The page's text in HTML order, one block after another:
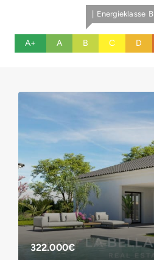
A+ A
| Energieklasse B
B C D
322.000€